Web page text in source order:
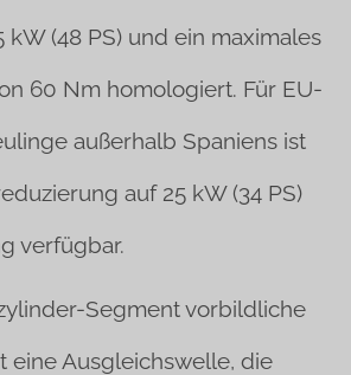
kW (48 PS) und ein maximales
60 Nm homologiert. Für EU-
außerhalb Spaniens ist
auf 25 kW (34 PS)
verfügbar.
Segment vorbildliche
eine Ausgleichswelle, die